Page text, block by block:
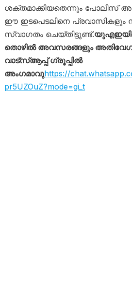
ശക്തമാക്കിയതെന്നും പോലീസ്
ഈ ഇടപെടലിനെ പ്രവാസികളും
സ്വാഗതം ചെയ്തിട്ടുണ്ട്.
തൊഴിൽ അവസരങ്ങളും
വാട്സ്ആപ്പ് ഗ്രൂപ്പിൽ
അംഗമാവുhttps://
pr5UZOuZ?mode=gi_t